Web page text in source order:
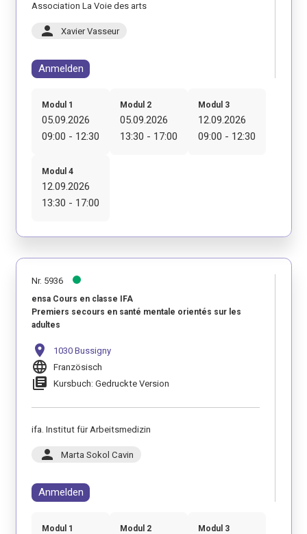
Association La Voie des arts
person Xavier Vasseur
Anmelden
Modul 1
05.09.2026
09:00 - 12:30
Modul 2
05.09.2026
13:30 - 17:00
Modul 3
12.09.2026
09:00 - 12:30
Modul 4
12.09.2026
13:30 - 17:00
Nr. 5936
ensa Cours en classe IFA
Premiers secours en santé mentale orientés sur les
adultes
location_on 1030 Bussigny
language Französisch
library_books Kursbuch: Gedruckte Version
ifa. Institut für Arbeitsmedizin
person Marta Sokol Cavin
Anmelden
Modul 1 Modul 2 Modul 3